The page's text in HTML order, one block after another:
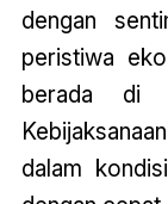
dengan
peristiwa
berada di
dalam